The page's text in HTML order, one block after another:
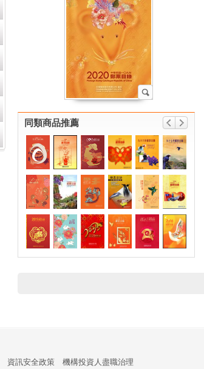
同類商品推薦
資訊安全政策 機構投資人盡職治理